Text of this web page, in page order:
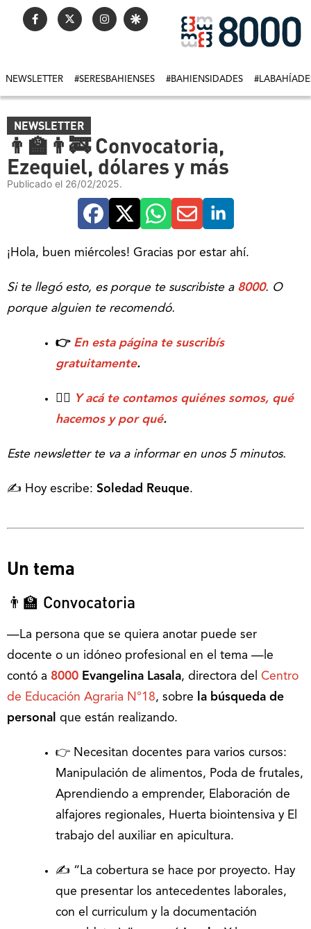
NEWSLETTER #SERESBAHIENSES #BAHIENSIDADES
NEWSLETTER
👨‍🏫👨‍🚒 Convocatoria,
Ezequiel, dólares y más
Publicado el 26/02/2025.
¡Hola, buen miércoles! Gracias por estar ahí.
Si te llegó esto, es porque te suscribiste a 8000. O
porque alguien te recomendó.
👉 En esta página te suscribís
gratuitamente.
💁‍♂️
Y acá te contamos quiénes somos, qué
hacemos y por qué.
Este newsletter te va a informar en unos 5 minutos.
✍️ Hoy escribe: Soledad Reuque.
Un tema
👨‍🏫 Convocatoria
—La persona que se quiera anotar puede ser
docente o un idóneo profesional en el tema —le
contó a 8000 Evangelina Lasala, directora del Centro
de Educación Agraria N°18, sobre
la búsqueda de
personal que están realizando.
👉 Necesitan docentes para varios cursos:
Manipulación de alimentos, Poda de frutales,
Aprendiendo a emprender, Elaboración de
alfajores regionales, Huerta biointensiva y El
trabajo del auxiliar en apicultura.
✍️ “La cobertura se hace por proyecto. Hay
que presentar los antecedentes laborales,
con el curriculum y la documentación